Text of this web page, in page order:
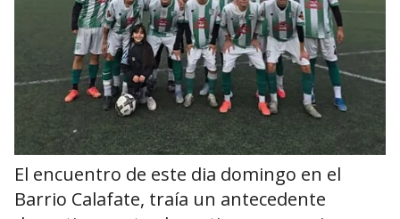
El encuentro de este dia domingo en el
Barrio Calafate, traía un antecedente